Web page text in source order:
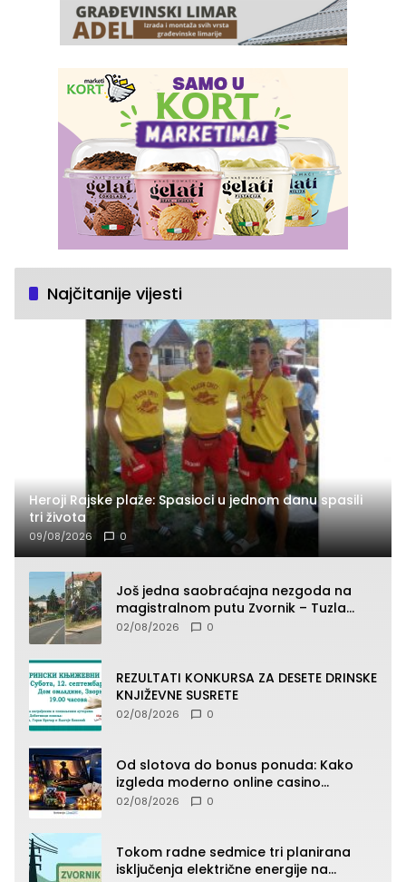
Najčitanije vijesti
Heroji Rajske plaže: Spasioci u jednom danu spasili
tri života
09/08/2026 0
Još jedna saobraćajna nezgoda na
magistralnom putu Zvornik – Tuzla
(FOTO)
02/08/2026 0
REZULTATI KONKURSA ZA DESETE DRINSKE
KNJIŽEVNE SUSRETE
02/08/2026 0
Od slotova do bonus ponuda: Kako
izgleda moderno online casino
iskustvo
02/08/2026 0
Tokom radne sedmice tri planirana
isključenja električne energije na